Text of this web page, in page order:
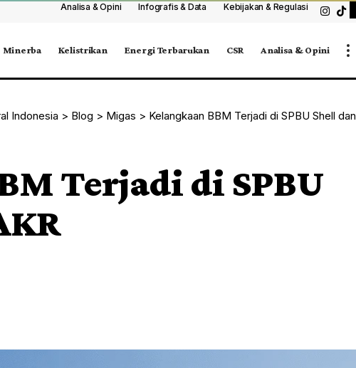
Analisa & Opini Infografis & Data Kebijakan & Regulasi
Minerba Kelistrikan Energi Terbarukan CSR Analisa & Opini
Indonesia > Blog > Migas > Kelangkaan BBM Terjadi di SPBU Shell dan BP-AKR
Terjadi di SPBU